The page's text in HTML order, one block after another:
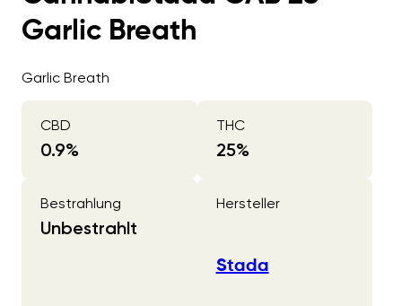
Garlic Breath
Garlic Breath
CBD
0.9%
THC
25%
Bestrahlung
Unbestrahlt
Hersteller
Stada